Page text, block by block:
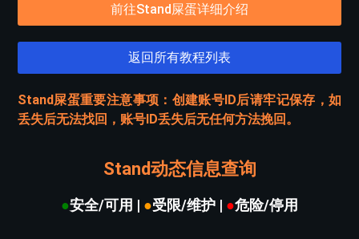
前往Stand屎蛋详细介绍
返回所有教程列表
Stand屎蛋重要注意事项：创建账号ID后请牢记保存，如
丢失后无法找回，账号ID丢失后无任何方法挽回。
Stand动态信息查询
●安全/可用 | ●受限/维护 | ●危险/停用